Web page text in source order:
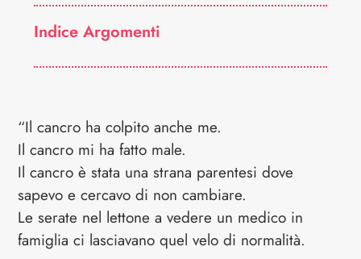
Indice Argomenti
“Il cancro ha colpito anche me.
Il cancro mi ha fatto male.
Il cancro è stata una strana parentesi dove
sapevo e cercavo di non cambiare.
Le serate nel lettone a vedere un medico in
famiglia ci lasciavano quel velo di normalità.